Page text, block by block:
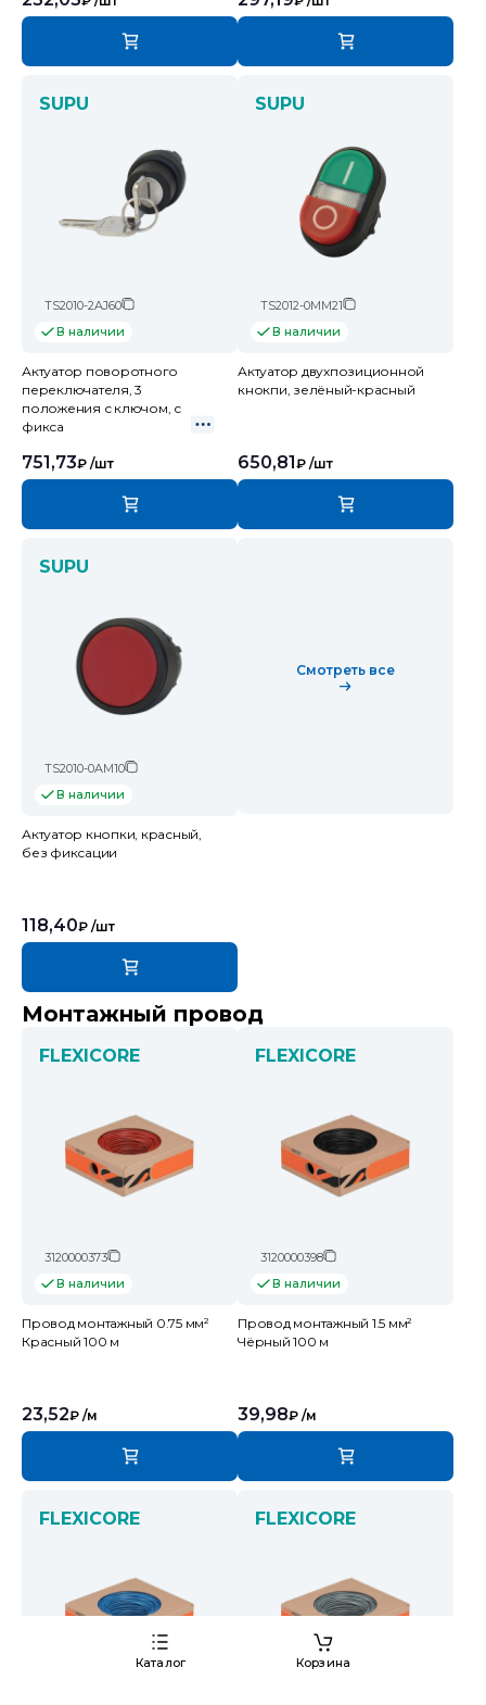
Каталог Корзина
SUPU
TS2010-2AJ60
В наличии
Актуатор поворотного
переключателя, 3
положения с ключом, с
фикса
751,73₽ /шт
SUPU
TS2012-0MM21
В наличии
Актуатор двухпозиционной
кнокпи, зелёный-красный
650,81 ₽ /шт
SUPU
TS2010-0AM10
В наличии
Актуатор кнопки, красный,
без фиксации
118,40₽ /шт
Смотреть все
Монтажный провод
FLEXICORE
3120000373
В наличии
Провод монтажный 0.75 мм²
Красный 100 м
23,52₽ /м
FLEXICORE
3120000398
В наличии
Провод монтажный 1.5 мм²
Чёрный 100 м
39,98₽ /м
FLEXICORE FLEXICORE